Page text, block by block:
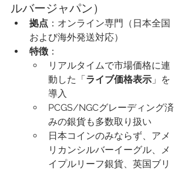
ルバージャパン）
拠点 ：オンライン専門（日本全国
および海外発送対応）
特徴 ：
リアルタイムで市場価格に連
動した「ライブ価格表示 」を
導入
PCGS/NGCグレーディング済
みの銀貨も多数取り扱い
日本コインのみならず、アメ
リカンシルバーイーグル、メ
イプルリーフ銀貨、英国ブリ